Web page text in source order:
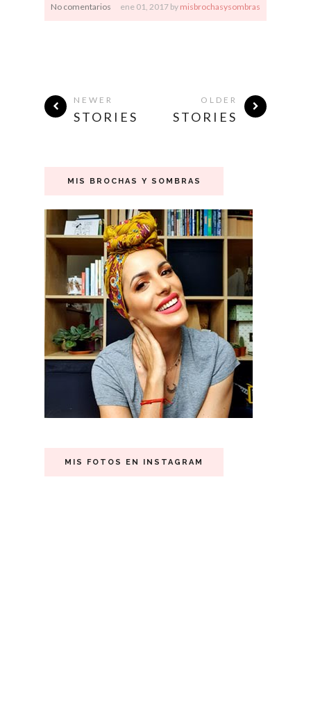
No comentarios ene 01, 2017 by misbrochasysombras
NEWER
STORIES
OLDER
STORIES
MIS BROCHAS Y SOMBRAS
MIS FOTOS EN INSTAGRAM